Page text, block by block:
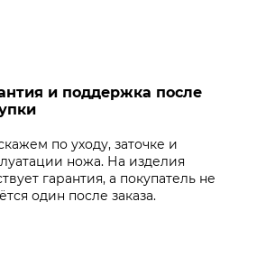
и поддержка после
по уходу, заточке и
ножа. На изделия
гарантия, а покупатель не
один после заказа.